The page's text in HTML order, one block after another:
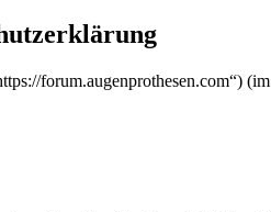
forum.augenprothesen.com“)